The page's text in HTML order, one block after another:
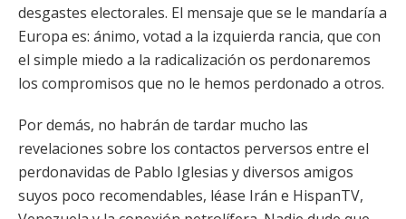
desgastes electorales. El mensaje que se le mandaría a
Europa es: ánimo, votad a la izquierda rancia, que con
el simple miedo a la radicalización os perdonaremos
los compromisos que no le hemos perdonado a otros.
Por demás, no habrán de tardar mucho las
revelaciones sobre los contactos perversos entre el
perdonavidas de Pablo Iglesias y diversos amigos
suyos poco recomendables, léase Irán e HispanTV,